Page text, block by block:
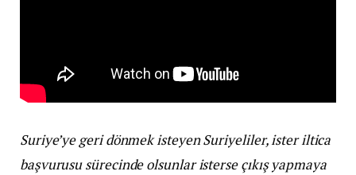
Suriye’ye geri dönmek isteyen Suriyeliler, ister iltica
başvurusu sürecinde olsunlar isterse çıkış yapmaya